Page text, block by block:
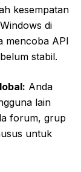
kesempatan
di
mencoba API
stabil.
Anda
lain
forum, grup
untuk